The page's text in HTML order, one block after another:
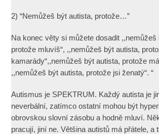
2) “Nemůžeš být autista, protože…”
Na konec věty si můžete dosadit ,,nemůžeš
protože mluvíš“, ,,nemůžeš být autista,
kamarády“,,nemůžeš být autista, protože
,,nemůžeš být autista, protože jsi ženatý“. “
Autismus je SPEKTRUM. Každý autista je
neverbální, zatímco ostatní mohou být
obrovskou slovní zásobu a hodně mluví.
pracují, jiní ne. Většina autistů má přátele, a